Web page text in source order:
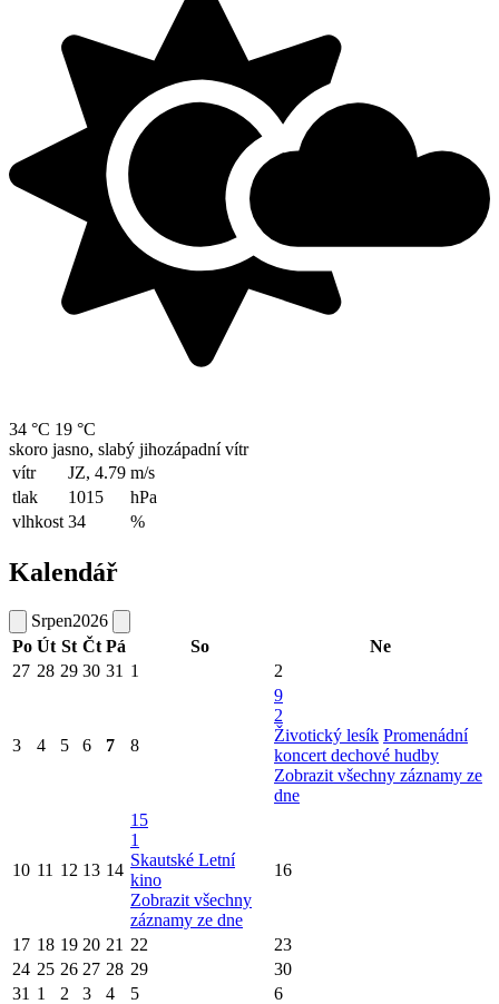
34 °C 19 °C
skoro jasno, slabý jihozápadní vítr
vítr
JZ, 4.79 m/s
tlak
1015
hPa
vlhkost 34 %
Kalendář
Srpen2026
Po Út St Čt Pá So
Ne
27 28 29 30 31 1 2
3 4 5 6 7 8
9
2
Životický lesík Promenádní
koncert dechové hudby
Zobrazit všechny záznamy ze
dne
10 11 12 13 14
15
1
Skautské Letní
kino
Zobrazit všechny
záznamy ze dne
16
17 18 19 20 21 22
23
24 25 26 27 28 29
30
31 1 2 3 4 5 6